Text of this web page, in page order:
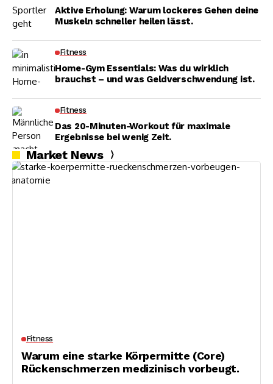
Aktive Erholung: Warum lockeres Gehen deine
Muskeln schneller heilen lässt.
Fitness
Home-Gym Essentials: Was du wirklich
brauchst – und was Geldverschwendung ist.
Fitness
Das 20-Minuten-Workout für maximale
Ergebnisse bei wenig Zeit.
Market News
Fitness
Warum eine starke Körpermitte (Core)
Rückenschmerzen medizinisch vorbeugt.